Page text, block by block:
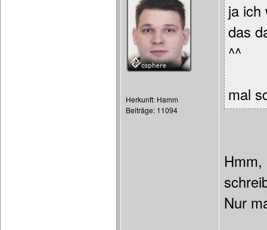
Herkunft: Hamm
Beiträge: 11094
ja ich
das
^^
mal
Nur